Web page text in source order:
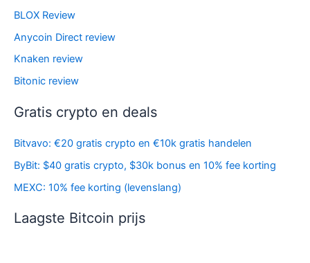
BLOX Review
Anycoin Direct review
Knaken review
Bitonic review
Gratis crypto en deals
Bitvavo: €20 gratis crypto en €10k gratis handelen
ByBit: $40 gratis crypto, $30k bonus en 10% fee korting
MEXC: 10% fee korting (levenslang)
Laagste Bitcoin prijs